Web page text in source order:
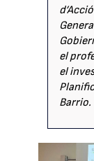
el
el
Barrio.